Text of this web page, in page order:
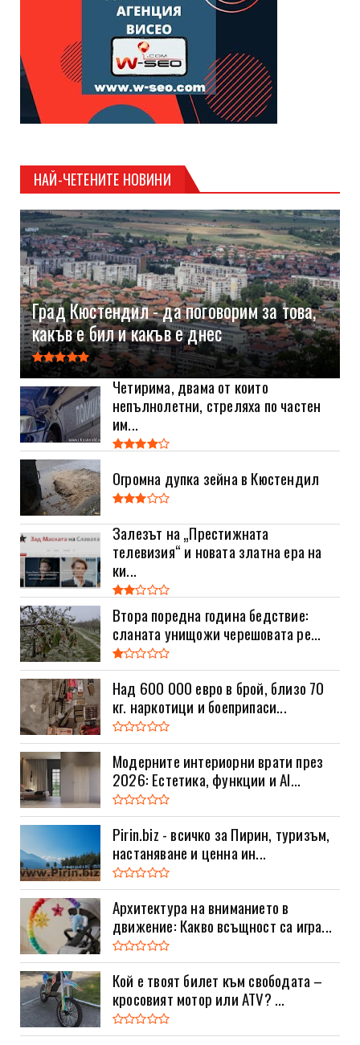
НАЙ-ЧЕТЕНИТЕ НОВИНИ
Град Кюстендил - да поговорим за това,
какъв е бил и какъв е днес
Четирима, двама от които
непълнолетни, стреляха по частен
им...
Огромна дупка зейна в Кюстендил
Залезът на „Престижната
телевизия“ и новата златна ера на
ки...
Втора поредна година бедствие:
сланата унищожи черешовата ре...
Над 600 000 евро в брой, близо 70
кг. наркотици и боеприпаси...
Модерните интериорни врати през
2026: Естетика, функции и AI...
Pirin.biz - всичко за Пирин, туризъм,
настаняване и ценна ин...
Архитектура на вниманието в
движение: Какво всъщност са игра...
Кой е твоят билет към свободата –
кросовият мотор или ATV? ...